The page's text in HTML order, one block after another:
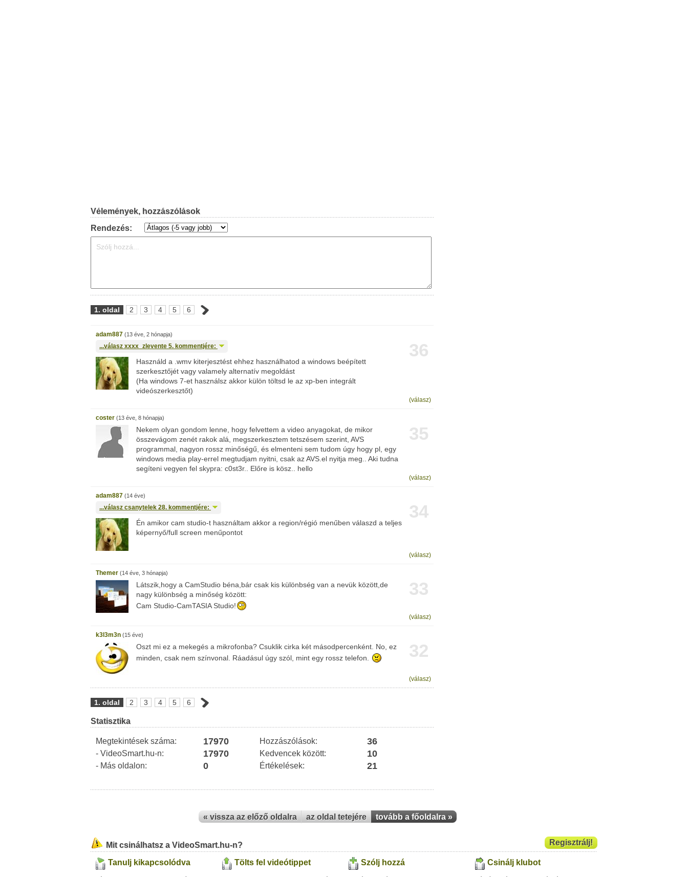
Vélemények, hozzászólások
Rendezés:
1. oldal 2 3 4 5 6
adam887 (13 éve, 2 hónapja)
36
...válasz xxxx_zlevente 5. kommentjére:
Használd a .wmv kiterjesztést ehhez használhatod a windows beépített
szerkesztőjét vagy valamely alternatív megoldást
(Ha windows 7-et használsz akkor külön töltsd le az xp-ben integrált
videószerkesztőt)
(válasz)
coster (13 éve, 8 hónapja)
35
Nekem olyan gondom lenne, hogy felvettem a video anyagokat, de mikor
összevágom zenét rakok alá, megszerkesztem tetszésem szerint, AVS
programmal, nagyon rossz minőségű, és elmenteni sem tudom úgy hogy pl, egy
windows media play-errel megtudjam nyitni, csak az AVS.el nyitja meg.. Aki tudna
segíteni vegyen fel skypra: c0st3r.. Előre is kösz.. hello
(válasz)
adam887 (14 éve)
34
...válasz csanytelek 28. kommentjére:
Én amikor cam studio-t használtam akkor a region/régió menűben válaszd a teljes
képernyő/full screen menűpontot
(válasz)
Themer (14 éve, 3 hónapja)
33
Látszik,hogy a CamStudio béna,bár csak kis különbség van a nevük között,de
nagy különbség a minőség között:
Cam Studio-CamTASIA Studio!
(válasz)
k3l3m3n (15 éve)
32
Oszt mi ez a mekegés a mikrofonba? Csuklik cirka két másodpercenként. No, ez
minden, csak nem színvonal. Ráadásul úgy szól, mint egy rossz telefon.
(válasz)
1. oldal 2 3 4 5 6
Statisztika
Megtekintések száma: 17970 Hozzászólások: 36
- VideoSmart.hu-n: 17970 Kedvencek között: 10
- Más oldalon: 0 Értékelések: 21
« vissza az előző oldalra az oldal tetejére tovább a főoldalra »
Regisztrálj!
Mit csinálhatsz a VideoSmart.hu-n?
Tanulj kikapcsolódva
Tölts fel videótippet Szólj hozzá Csinálj klubot